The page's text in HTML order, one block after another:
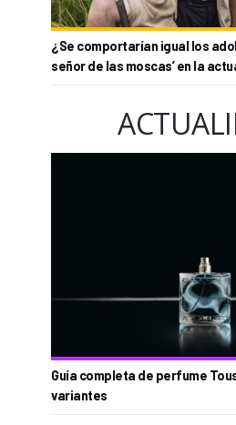
¿Se comportarían igual los
señor de las moscas’ en la
Guía completa de perfume
variantes